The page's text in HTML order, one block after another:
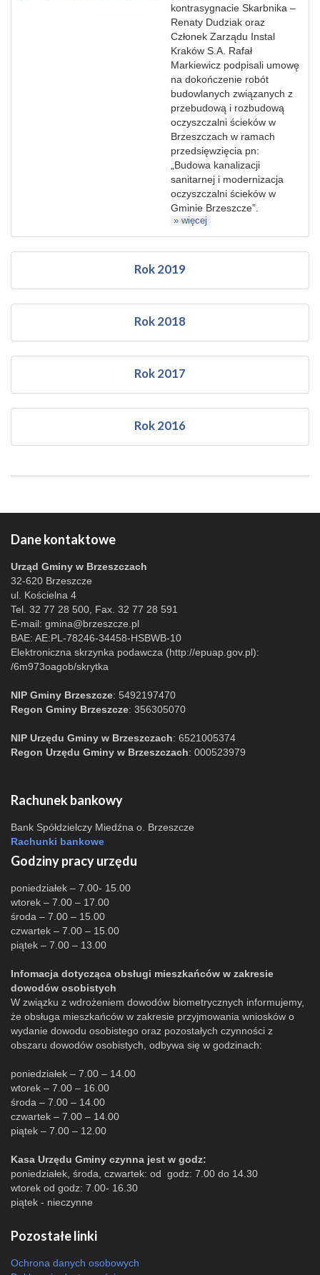
kontrasygnacie Skarbnika –
Renaty Dudziak oraz
Członek Zarządu Instal
Kraków S.A. Rafał
Markiewicz podpisali umowę
na dokończenie robót
budowlanych związanych z
przebudową i rozbudową
oczyszczalni ścieków w
Brzeszczach w ramach
przedsięwzięcia pn:
„Budowa kanalizacji
sanitarnej i modernizacja
oczyszczalni ścieków w
Gminie Brzeszcze”.
» więcej
Rok 2019
Rok 2018
Rok 2017
Rok 2016
Dane kontaktowe
Urząd Gminy w Brzeszczach
32-620 Brzeszcze
ul. Kościelna 4
Tel. 32 77 28 500, Fax. 32 77 28 591
E-mail: gmina@brzeszcze.pl
BAE: AE:PL-78246-34458-HSBWB-10
Elektroniczna skrzynka podawcza (http://epuap.gov.pl):
/6m973oagob/skrytka
NIP Gminy Brzeszcze: 5492197470
Regon Gminy Brzeszcze: 356305070
NIP Urzędu Gminy w Brzeszczach: 6521005374
Regon Urzędu Gminy w Brzeszczach: 000523979
Rachunek bankowy
Bank Spółdzielczy Miedźna o. Brzeszcze
Rachunki bankowe
Godziny pracy urzędu
poniedziałek – 7.00- 15.00
wtorek – 7.00 – 17.00
środa – 7.00 – 15.00
czwartek – 7.00 – 15.00
piątek – 7.00 – 13.00
Infomacja dotycząca obsługi mieszkańców w zakresie
dowodów osobistych
W związku z wdrożeniem dowodów biometrycznych informujemy,
że obsługa mieszkańców w zakresie przyjmowania wniosków o
wydanie dowodu osobistego oraz pozostałych czynności z
obszaru dowodów osobistych, odbywa się w godzinach:
poniedziałek – 7.00 – 14.00
wtorek – 7.00 – 16.00
środa – 7.00 – 14.00
czwartek – 7.00 – 14.00
piątek – 7.00 – 12.00
Kasa Urzędu Gminy czynna jest w godz:
poniedziałek, środa, czwartek: od godz: 7.00 do 14.30
wtorek od godz: 7.00- 16.30
piątek - nieczynne
Pozostałe linki
Ochrona danych osobowych